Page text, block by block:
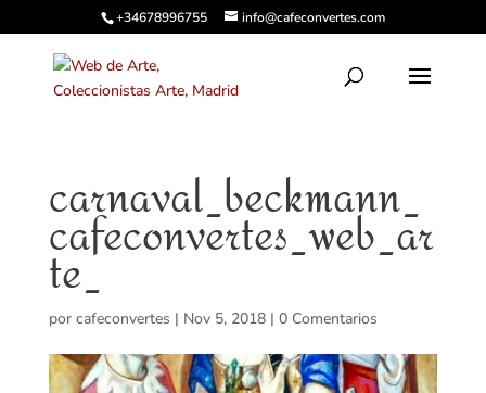
+34678996755 info@cafeconvertes.com
carnaval_beckmann_
cafeconvertes_web_ar
te_
por cafeconvertes | Nov 5, 2018| 0 Comentarios